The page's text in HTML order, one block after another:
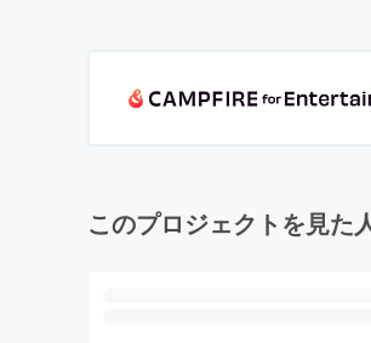
このプロジェクトを見た